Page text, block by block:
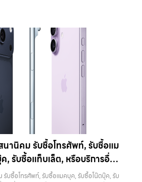
ดี มักจะได้ราคาดีกว่าเครื่องที่มีคราบหรือฝุ่นสะสม
ป็นต้องใช้อุปกรณ์พิเศษ เพียงใช้ผ้านุ่มเช็ดหน้าจอ
สะอาดบริเวณเล็กๆ เช่น ช่องลำโพงหรือพอร์ต
เป็นการขายผ่านออนไลน์ ภาพถ่ายก็มีผลอย่าง
ป จะช่วยเพิ่มโอกาสในการต่อรองราคาได้มากขึ้น
และแบตเตอรี่ สภาพของเครื่องเป็นปัจจัยหลักที่
รอยขีดข่วน รอยตก หรือการทำงานของระบบต่างๆ
หน้าจอมีรอยหรือไม่ กล้องใช้งานได้ปกติหรือไม่
ลำโพงและไมโครโฟนทำงานหรือไม่ อีกจุดที่
มารถตรวจสอบได้จากเมนู Battery Health หาก
ง จะช่วยให้ได้ราคาดีกว่าเครื่องที่แบตเสื่อม ในบาง
ายอาจช่วยเพิ่มมูลค่าได้ แต่ควรคำนวณต้นทุนให้
าคาก่อนขายทุกครั้ง การรู้ราคาตลาดก่อนขายเป็น
บ หลายคนขายโดยไม่เช็คข้อมูล ทำให้โดนกด
แนะนำให้ลองเปรียบเทียบราคาจากหลายแหล่ง
128GB รับซื้อได้ที่ 11,900 บาทราคาตลาด
11 Pro 256GB รับซื้อได้ที่ 13,300 บาท
บาทราคารับซื้อ iPhone 11 Pro
64GB รับซื้อได้ที่ 12,600 บาทราคาตลาดมือ
11 Pro Max 128GB รับซื้อได้ที่ 14,000 บาท
บาทiPhone 11 Pro Max 256GB รับซื้อ
ลาดมือสอง: 22,000 บาท
เป็นรุ่นแรกที่รองรับ 5G พร้อมดีไซน์ขอบ
อีกครั้ง มาพร้อมชิป A14 Bionic และกล้องคู่ที่ดี
12 64GB รับซื้อได้ที่ 8,750 บาทราคา
า รับซื้อสินค้าไอทีวังหิน — รับซื้อโทรศัพท์, รับซื้อ
ซื้อแท็บเล็ต, หรือบริการอื่นๆ เกี่ยวกับสินค้าไอที
การครบวงจร รับซื้อสินค้าไอทีวังหิน รับซื้อ
บซื้อโน๊ตบุ๊ค, รับซื้อแท็บเล็ต, หรือบริการอื่นๆ เกี่ยว
รับซื้อสินค้าไอทีวังหิน รับซื้อ iPhone ทุกรุ่น ให้
ที ประสบการณ์เหนือระดับกับการ รับซื้อไอ
สำหรับบริการ รับซื้อ มือถือ iPhone, Samsung,
ห้ราคาสูง พร้อมจ่ายเงินทันที ครอบคลุมพื้นที่
แจ้งวัฒนะ, บางแค, วัชรพล, รามอินทรา และเขต
ที่สุด ในยุคที่สมาร์ทโฟน แท็บเล็ต และอุปกรณ์ไอที
ช่วงเวลา อุปกรณ์ที่คุณใช้แล้วอาจกลายเป็นของ
ซต์ของเราจึงเกิดขึ้นเพื่อเป็นทางเลือกให้คุณ
ช้แล้วให้กลายเป็นเงินสดได้ทันที ด้วยบริการ รับ
รุงเทพมหานคร อย่างครบวงจร ไม่ว่าคุณจะอยู่
นานิคม รับซื้อโทรศัพท์, รับซื้อแม
, รับซื้อแท็บเล็ต, หรือบริการอื่นๆ
กรุงเทพฯ เราพร้อมให้บริการครบ
รับซื้อโทรศัพท์, รับซื้อแมคบุค, รับซื้อโน๊ตบุ๊ค, รับ